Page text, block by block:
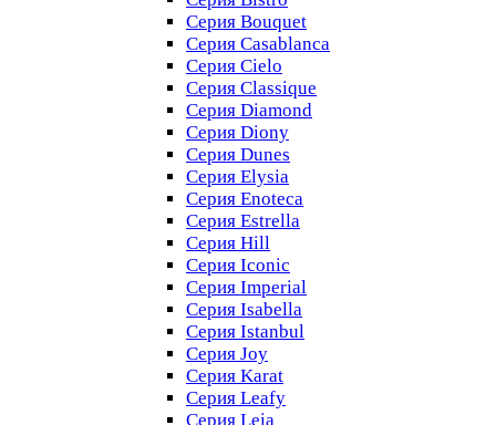
Серия Bouquet
Серия Casablanсa
Серия Cielo
Серия Classique
Серия Diamond
Серия Diony
Серия Dunes
Серия Elysia
Серия Enoteca
Серия Estrella
Серия Hill
Серия Iconic
Серия Imperial
Серия Isabella
Серия Istanbul
Серия Joy
Серия Karat
Серия Leafy
Серия Leia